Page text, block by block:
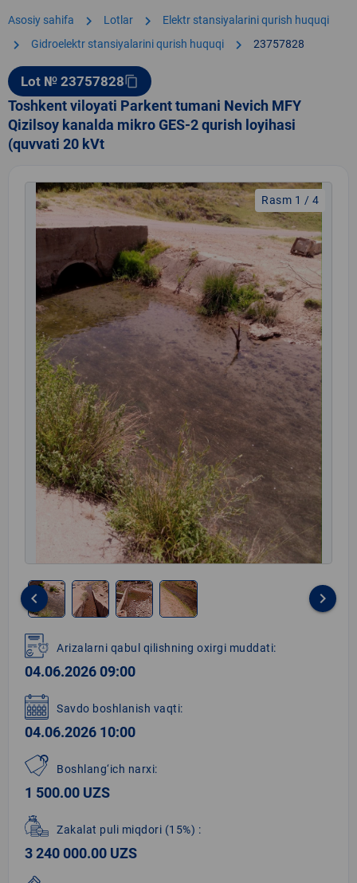
Asosiy sahifa chevron_right Lotlar chevron_right Elektr stansiyalarini qurish huquqi
chevron_right Gidroelektr stansiyalarini qurish huquqi chevron_right 23757828
Lot № 23757828content_copy
Toshkent viloyati Parkent tumani Nevich MFY
Qizilsoy kanalda mikro GES-2 qurish loyihasi
(quvvati 20 kVt
Rasm 1 / 4
1
of
4
keyboard_arrow_left keyboard_arrow_right
Arizalarni qabul qilishning oxirgi muddati:
04.06.2026 09:00
Savdo boshlanish vaqti:
04.06.2026 10:00
Boshlang‘ich narxi:
1 500.00 UZS
Zakalat puli miqdori (15%) :
3 240 000.00 UZS